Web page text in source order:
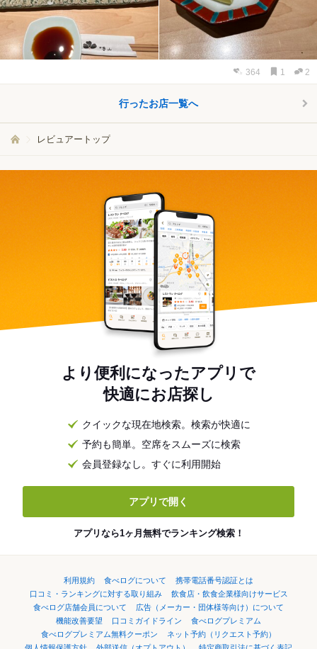
364 1 2
行ったお店一覧へ
レビュアートップ
より便利になったアプリで
快適にお店探し
クイックな現在地検索。検索が快適に
予約も簡単。空席をスムーズに検索
会員登録なし。すぐに利用開始
アプリで開く
アプリなら1ヶ月無料でランキング検索！
利用規約 食べログについて
携帯電話番号認証とは
口コミ・ランキングに対する取り組み
飲食店・飲食企業様向けサービス
食べログ店舗会員について
広告（メーカー・団体様等向け）について
機能改善要望
口コミガイドライン
食べログプレミアム
食べログプレミアム無料クーポン
ネット予約（リクエスト予約）